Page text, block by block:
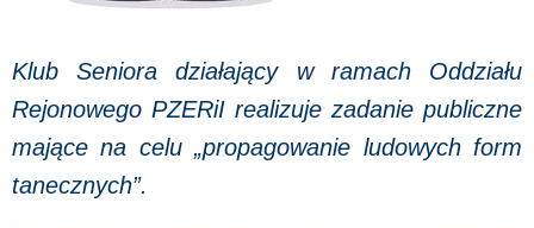
Klub Seniora działający w ramach Oddziału
Rejonowego PZERiI realizuje zadanie publiczne
mające na celu „propagowanie ludowych form
tanecznych”.